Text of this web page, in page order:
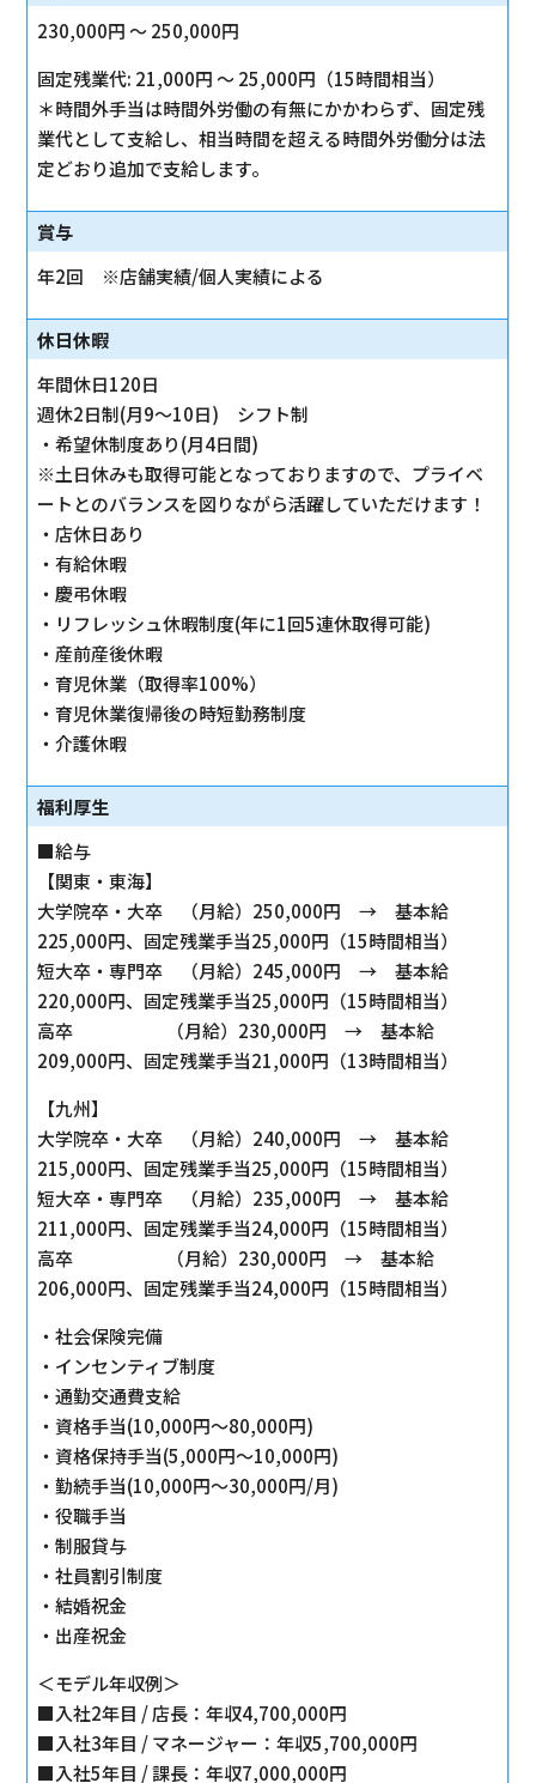
230,000円 〜 250,000円
固定残業代: 21,000円 〜 25,000円（15時間相当）
＊時間外手当は時間外労働の有無にかかわらず、固定残
業代として支給し、相当時間を超える時間外労働分は法
定どおり追加で支給します。
賞与
年2回 ※店舗実績/個人実績による
休日休暇
年間休日120日
週休2日制(月9～10日) シフト制
・希望休制度あり(月4日間)
※土日休みも取得可能となっておりますので、プライベ
ートとのバランスを図りながら活躍していただけます！
・店休日あり
・有給休暇
・慶弔休暇
・リフレッシュ休暇制度(年に1回5連休取得可能)
・産前産後休暇
・育児休業（取得率100%）
・育児休業復帰後の時短勤務制度
・介護休暇
福利厚生
■給与
【関東・東海】
大学院卒・大卒 （月給）250,000円 → 基本給
225,000円、固定残業手当25,000円（15時間相当）
短大卒・専門卒 （月給）245,000円 → 基本給
220,000円、固定残業手当25,000円（15時間相当）
高卒 （月給）230,000円 → 基本給
209,000円、固定残業手当21,000円（13時間相当）
【九州】
大学院卒・大卒 （月給）240,000円 → 基本給
215,000円、固定残業手当25,000円（15時間相当）
短大卒・専門卒 （月給）235,000円 → 基本給
211,000円、固定残業手当24,000円（15時間相当）
高卒 （月給）230,000円 → 基本給
206,000円、固定残業手当24,000円（15時間相当）
・社会保険完備
・インセンティブ制度
・通勤交通費支給
・資格手当(10,000円～80,000円)
・資格保持手当(5,000円～10,000円)
・勤続手当(10,000円～30,000円/月)
・役職手当
・制服貸与
・社員割引制度
・結婚祝金
・出産祝金
＜モデル年収例＞
■入社2年目 / 店長：年収4,700,000円
■入社3年目 / マネージャー：年収5,700,000円
■入社5年目 / 課長：年収7,000,000円